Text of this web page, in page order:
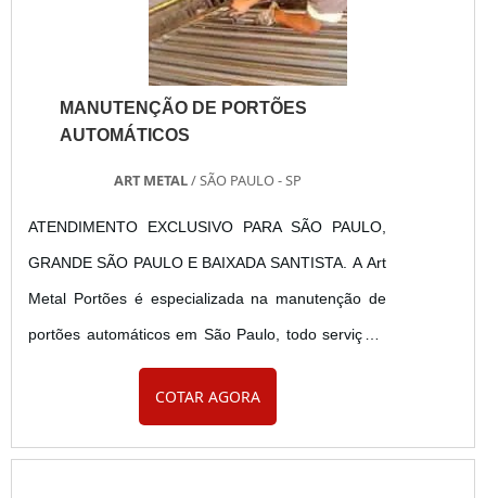
MANUTENÇÃO DE PORTÕES
AUTOMÁTICOS
ART METAL/ SÃO PAULO - SP
ATENDIMENTO EXCLUSIVO PARA SÃO PAULO,
GRANDE SÃO PAULO E BAIXADA SANTISTA. A Art
Metal Portões é especializada na manutenção de
portões automáticos em São Paulo, todo serviço é
feito de forma estruturada por quem entende não
só de fabricação, como também de manutenção. A
COTAR AGORA